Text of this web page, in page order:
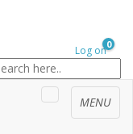
Log on0
MENU